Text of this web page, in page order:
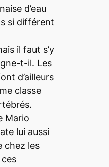
d’eau
si différent
il faut s’y
t-il. Les
d’ailleurs
classe
Mario
lui aussi
chez les